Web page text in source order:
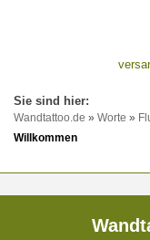
Wandtattoo.de » Worte »
Willkommen